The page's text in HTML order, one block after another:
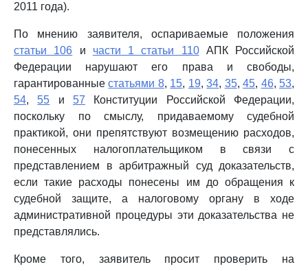
2011 года).
По мнению заявителя, оспариваемые положения
статьи 106 и части 1 статьи 110АПК Российской
Федерации нарушают его права и свободы,
гарантированныестатьями 8, 15, 19,34, 35,45, 46, 53,
54, 55 и 57 Конституции Российской Федерации,
поскольку по смыслу, придаваемому судебной
практикой, они препятствуют возмещению расходов,
понесенных налогоплательщиком в связи с
представлением в арбитражный суд доказательств,
если такие расходы понесены им до обращения к
судебной защите, а налоговому органу в ходе
административной процедуры эти доказательства не
представлялись.
Кроме того, заявитель просит проверить на